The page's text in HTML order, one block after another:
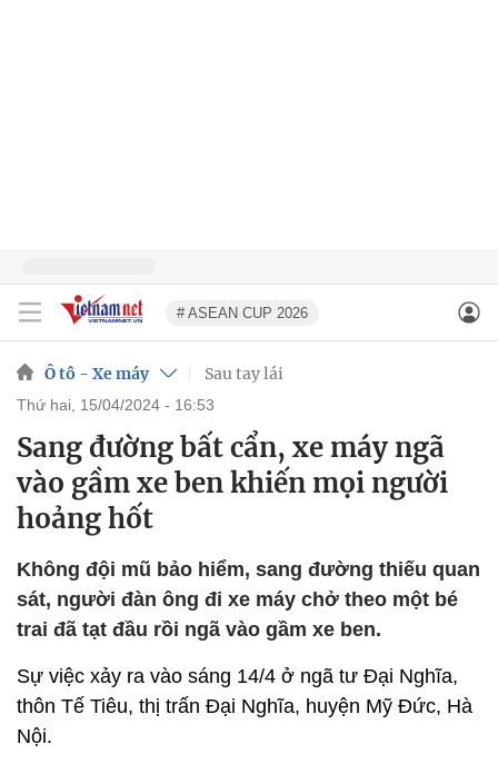
# ASEAN CUP 2026
Ô tô - Xe máy Sau tay lái
thứ hai, 15/04/2024 - 16:53
Sang đường bất cẩn, xe máy ngã
vào gầm xe ben khiến mọi người
hoảng hốt
Không đội mũ bảo hiểm, sang đường thiếu quan
sát, người đàn ông đi xe máy chở theo một bé
trai đã tạt đầu rồi ngã vào gầm xe ben.
Sự việc xảy ra vào sáng 14/4 ở ngã tư Đại Nghĩa,
thôn Tế Tiêu, thị trấn Đại Nghĩa, huyện Mỹ Đức, Hà
Nội.